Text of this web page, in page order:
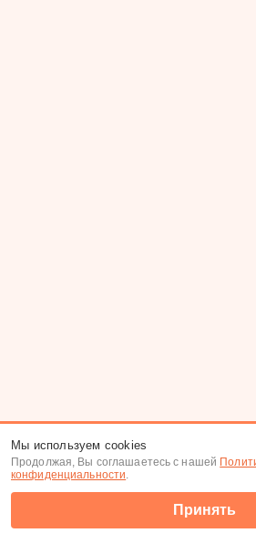
Мы используем cookies
Продолжая, Вы соглашаетесь с нашей
конфиденциальности.
Принять